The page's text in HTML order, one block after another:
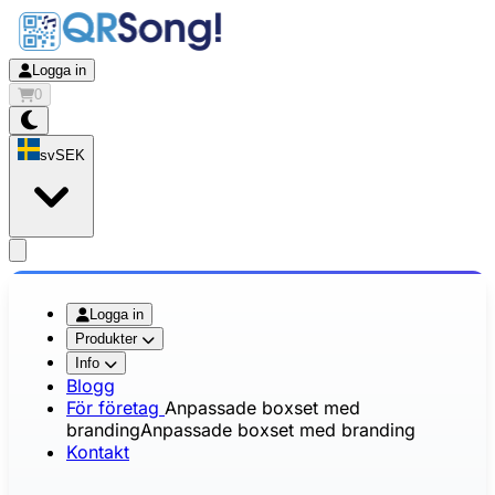
Logga in
0
svSEK
Logga in
Produkter
Info
Blogg
För företag Anpassade boxset med
brandingAnpassade boxset med branding
Kontakt